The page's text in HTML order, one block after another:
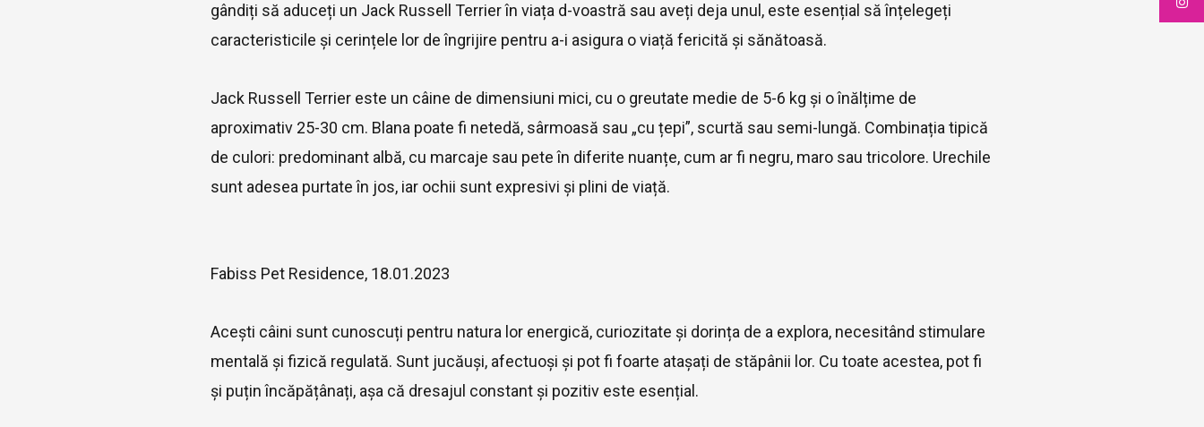
gândiți să aduceți un Jack Russell Terrier în viața d-voastră sau aveți deja unul, este esențial să înțelegeți
caracteristicile și cerințele lor de îngrijire pentru a-i asigura o viață fericită și sănătoasă.
Jack Russell Terrier este un câine de dimensiuni mici, cu o greutate medie de 5-6 kg și o înălțime de
aproximativ 25-30 cm. Blana poate fi netedă, sârmoasă sau „cu țepi”, scurtă sau semi-lungă. Combinația tipică
de culori: predominant albă, cu marcaje sau pete în diferite nuanțe, cum ar fi negru, maro sau tricolore. Urechile
sunt adesea purtate în jos, iar ochii sunt expresivi și plini de viață.
Fabiss Pet Residence, 18.01.2023
Acești câini sunt cunoscuți pentru natura lor energică, curiozitate și dorința de a explora, necesitând stimulare
mentală și fizică regulată. Sunt jucăuși, afectuoși și pot fi foarte atașați de stăpânii lor. Cu toate acestea, pot fi
și puțin încăpățânați, așa că dresajul constant și pozitiv este esențial.